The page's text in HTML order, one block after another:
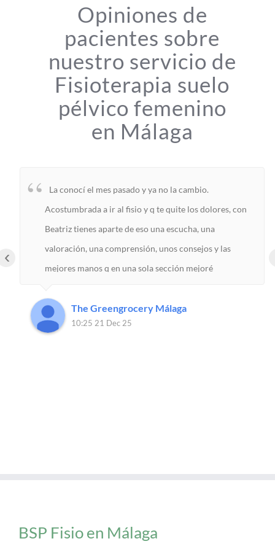
Opiniones de
pacientes sobre
nuestro servicio de
Fisioterapia suelo
pélvico femenino
en Málaga
La conocí el mes pasado y ya no la cambio.
Acostumbrada a ir al fisio y q te quite los dolores, con
Beatriz tienes aparte de eso una escucha, una
valoración, una comprensión, unos consejos y las
mejores manos q en una sola sección mejoré
Gracias!The Greengrocery Málaga
10:25 21 Dec 25
‹
BSP Fisio en Málaga